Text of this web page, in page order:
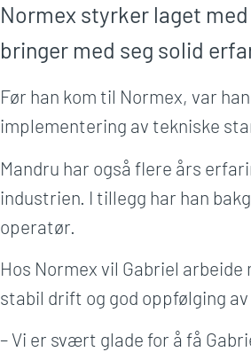
Normex styrker laget
bringer med seg solid
Før han kom til Normex, var
implementering av tekniske
Mandru har også flere års
industrien. I tillegg har han
operatør.
Hos Normex vil Gabriel
stabil drift og god oppfølging av
– Vi er svært glade for å få